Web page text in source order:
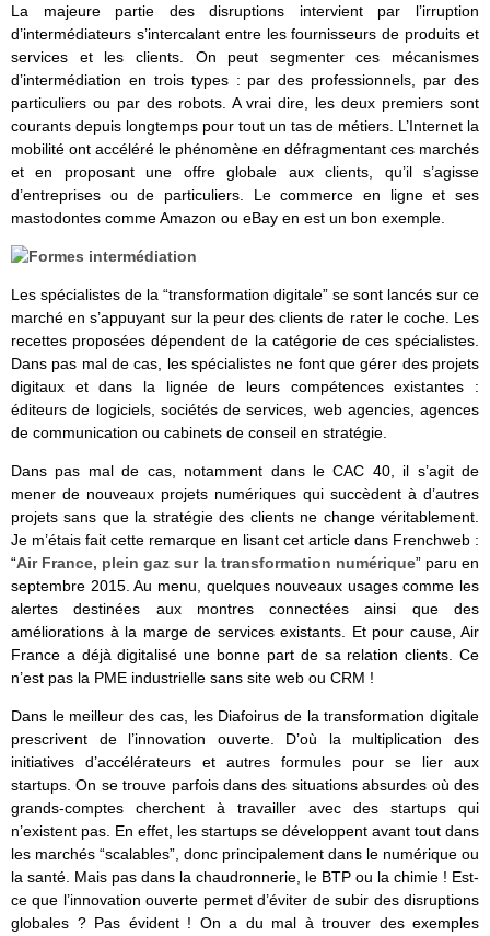
La majeure partie des disruptions intervient par l’irruption
d’intermédiateurs s’intercalant entre les fournisseurs de produits et
services et les clients. On peut segmenter ces mécanismes
d’intermédiation en trois types : par des professionnels, par des
particuliers ou par des robots. A vrai dire, les deux premiers sont
courants depuis longtemps pour tout un tas de métiers. L’Internet la
mobilité ont accéléré le phénomène en défragmentant ces marchés
et en proposant une offre globale aux clients, qu’il s’agisse
d’entreprises ou de particuliers. Le commerce en ligne et ses
mastodontes comme Amazon ou eBay en est un bon exemple.
Les spécialistes de la “transformation digitale” se sont lancés sur ce
marché en s’appuyant sur la peur des clients de rater le coche. Les
recettes proposées dépendent de la catégorie de ces spécialistes.
Dans pas mal de cas, les spécialistes ne font que gérer des projets
digitaux et dans la lignée de leurs compétences existantes :
éditeurs de logiciels, sociétés de services, web agencies, agences
de communication ou cabinets de conseil en stratégie.
Dans pas mal de cas, notamment dans le CAC 40, il s’agit de
mener de nouveaux projets numériques qui succèdent à d’autres
projets sans que la stratégie des clients ne change véritablement.
Je m’étais fait cette remarque en lisant cet article dans Frenchweb :
“Air France, plein gaz sur la transformation numérique” paru en
septembre 2015. Au menu, quelques nouveaux usages comme les
alertes destinées aux montres connectées ainsi que des
améliorations à la marge de services existants. Et pour cause, Air
France a déjà digitalisé une bonne part de sa relation clients. Ce
n’est pas la PME industrielle sans site web ou CRM !
Dans le meilleur des cas, les Diafoirus de la transformation digitale
prescrivent de l’innovation ouverte. D’où la multiplication des
initiatives d’accélérateurs et autres formules pour se lier aux
startups. On se trouve parfois dans des situations absurdes où des
grands-comptes cherchent à travailler avec des startups qui
n’existent pas. En effet, les startups se développent avant tout dans
les marchés “scalables”, donc principalement dans le numérique ou
la santé. Mais pas dans la chaudronnerie, le BTP ou la chimie ! Est-
ce que l’innovation ouverte permet d’éviter de subir des disruptions
globales ? Pas évident ! On a du mal à trouver des exemples